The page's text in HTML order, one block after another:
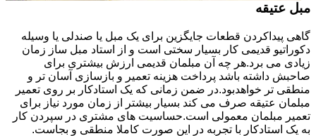
مبل عتیقه
گاهی پیداکردن قطعات جایگزین برای یک مبل یا صندلی یا وسیله
دکوراتیو قدیمی کار بسیار سختی است و از استاد مبل ساز زمان
زیادی می برد.هر چه آن مبلمان قدیمی ارزش بیشتری برای
صاحبش داشته باشد پرداخت هزینه تعمیر و بازسازی آسان تر و
منطقی تر خواهدبود.در ضمن زمانی که یک استادکار بر روی تعمیر
مبلمان عتیقه صرف می کند بسیار بیشتر از زمان مورد نیاز برای
تعمیر مبلمان معمولی است.حساسیت های مشتری در سپردن کار
به یک استادکار با تجربه در این صورت کاملا منطقی و بجاست.